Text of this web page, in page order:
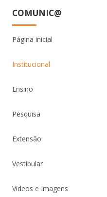
COMUNIC@
Página inicial
Institucional
Ensino
Pesquisa
Extensão
Vestibular
Vídeos e Imagens